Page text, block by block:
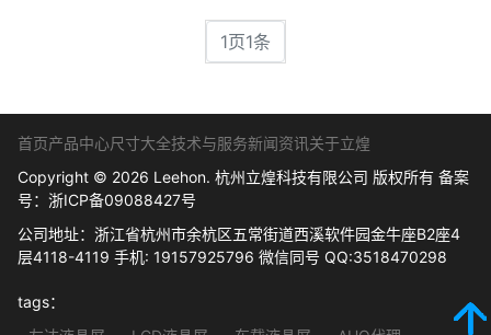
1页1条
首页产品中心尺寸大全技术与服务新闻资讯关于立煌
Copyright © 2026 Leehon. 杭州立煌科技有限公司 版权所有 备案
号： 浙ICP备09088427号
公司地址：浙江省杭州市余杭区五常街道西溪软件园金牛座B2座4
层4118-4119 手机: 19157925796 微信同号 QQ:3518470298
tags：